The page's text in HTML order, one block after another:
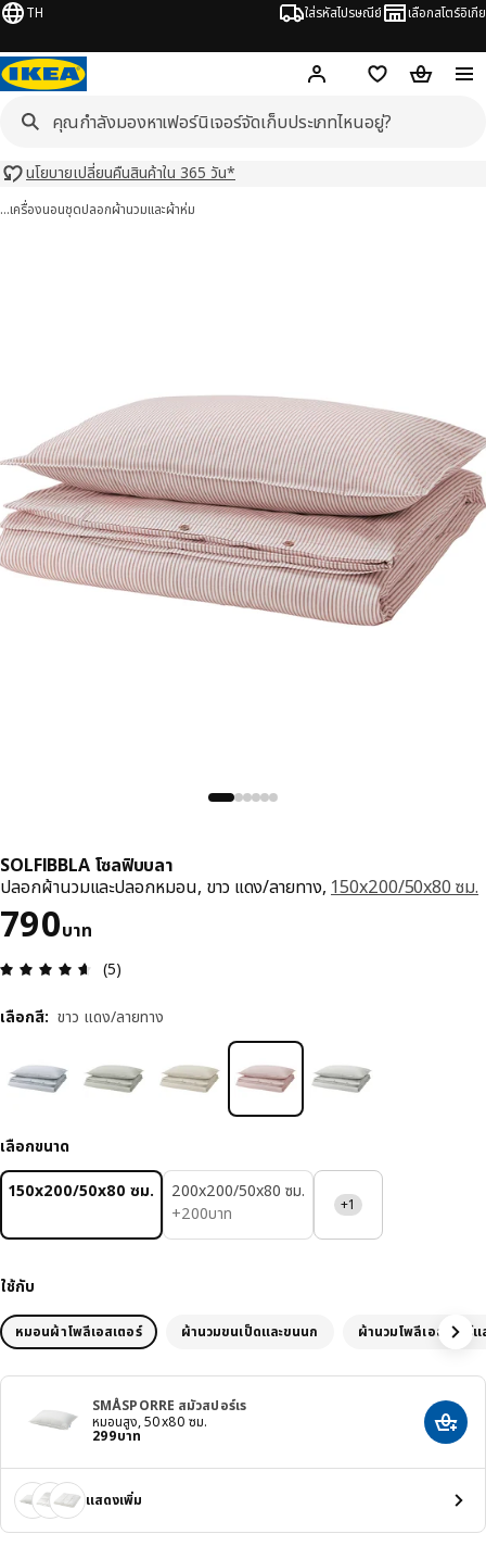
TH ใส่รหัสไปรษณีย์ เลือกสโตร์อิเกีย
Hej! เข้าสู่ระบบ หรือ ลงทะเ
ช้อปปิ้งลิสต์ตะกร้าสินค้
นโยบายเปลี่ยนคืนสินค้าใน 365 วัน*
…เครื่องนอนชุดปลอกผ้านวมและผ้าห่ม
SOLFIBBLA โซลฟิบบลา
ปลอกผ้านวมและปลอกหมอน, ขาว แดง/ลายทาง, 150x200/50x80 ซม.
790บาท
ราคา 790บาท
ความคิดเห็น: 4.6 จาก 5 ดาว รีวิวทั้งหมด: 5
(5)
เลือกสี: ขาว แดง/ลายทาง
เลือกขนาด
150x200/50x80 ซม.
200x200/50x80 ซม.
+200บาท
200บาท +1
ใช้กับ
หมอนผ้าโพลีเอสเตอร์ ผ้านวมขนเป็ดและขนนก ผ้านวมโพลีเอสเตอร์แ
SMÅSPORRE สมัวสปอร์เร
หมอนสูง, 50x80 ซม.
299บาท
ราคา 299บาท เพิ่มสิ
แสดงเพิ่ม